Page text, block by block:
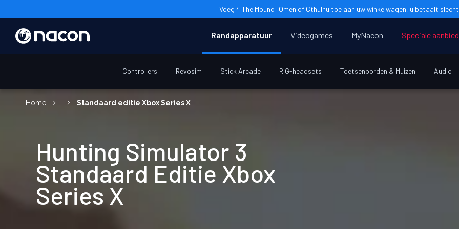
Voeg 4 The Mound: Omen of Cthulhu toe aan uw winkelwagen, u betaalt
Randapparatuur
Controllers Revosim Stick Arcade RIG-headsets Toetsenborden & Muizen Audio
Videogames MyNacon Speciale
Home Standaard editie Xbox Series X
Hunting Simulator 3
Standaard Editie Xbox
Series X